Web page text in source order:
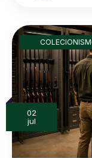
02
jul